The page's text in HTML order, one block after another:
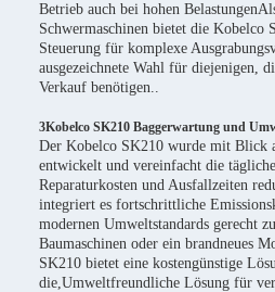
Betrieb auch bei hohen
Schwermaschinen bietet die Kobelco
Steuerung für komplexe
ausgezeichnete Wahl für diejenigen,
Verkauf benötigen..
3Kobelco SK210 Baggerwartung und
Der Kobelco SK210 wurde mit Blick
entwickelt und vereinfacht die
Reparaturkosten und Ausfallzeiten
integriert es fortschrittliche
modernen Umweltstandards gerecht
Baumaschinen oder ein brandneues
SK210 bietet eine kostengünstige
die,Umweltfreundliche Lösung für